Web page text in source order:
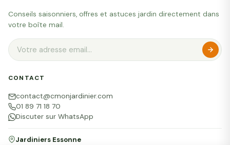
Conseils saisonniers, offres et astuces jardin directement dans
votre boîte mail.
CONTACT
contact@cmonjardinier.com
01 89 71 18 70
Discuter sur WhatsApp
Jardiniers Essonne